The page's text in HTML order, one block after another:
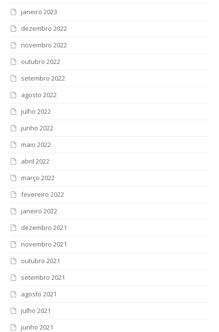
janeiro 2023
dezembro 2022
novembro 2022
outubro 2022
setembro 2022
agosto 2022
julho 2022
junho 2022
maio 2022
abril 2022
março 2022
fevereiro 2022
janeiro 2022
dezembro 2021
novembro 2021
outubro 2021
setembro 2021
agosto 2021
julho 2021
junho 2021